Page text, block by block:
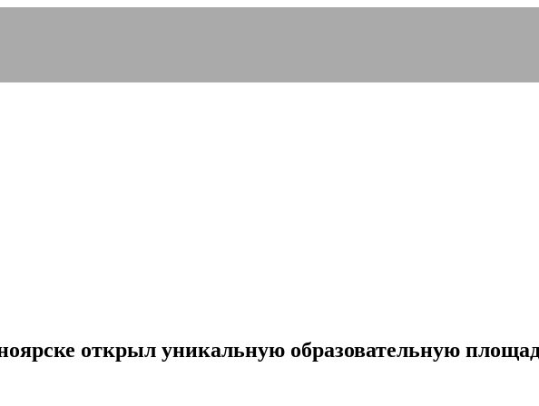
открыл уникальную образовательную